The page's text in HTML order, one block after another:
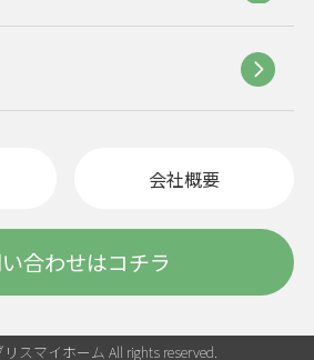
会社概要
合わせはコチラ
スマイホーム All rights reserved.